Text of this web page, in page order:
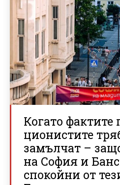
Когато фактите
ционистите
замълчат –
на София и
спокойни от